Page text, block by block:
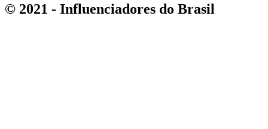
© 2021 - Influenciadores do Brasil